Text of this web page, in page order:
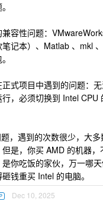
容性问题：
记本）、Matlab 、mkl
式项目中遇到的问题：
，必须切换到 Intel CPU
，遇到的次数很少，大
是，你买 AMD 的机器
你吃饭的家伙，万一哪
钱重买 Intel 的电脑。
Dec 10, 2025